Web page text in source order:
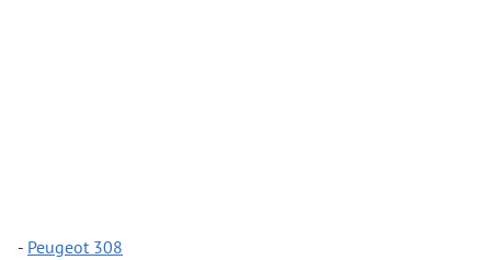
- Peugeot 308